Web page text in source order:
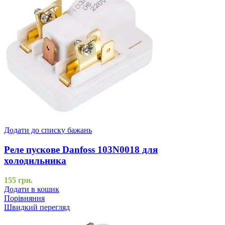
Додати до списку бажань
Реле пускове Danfoss 103N0018 для
холодильника
155 грн.
Додати в кошик
Порівняння
Швидкий перегляд